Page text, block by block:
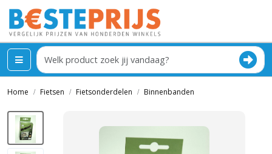
Home Fietsen Fietsonderdelen Binnenbanden